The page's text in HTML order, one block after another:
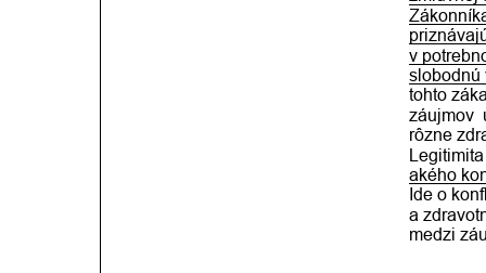
v
slobodnú
tohto
záujmov
rôzne
akého
Ide o
a
medzi